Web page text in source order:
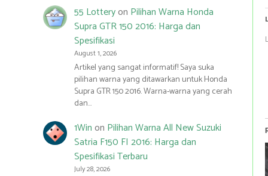
55 Lotteryon Pilihan Warna Honda
Supra GTR 150 2016: Harga dan
Spesifikasi
August 1, 2026
Artikel yang sangat informatif! Saya suka
pilihan warna yang ditawarkan untuk Honda
Supra GTR 150 2016. Warna-warna yang cerah
dan…
1Winon Pilihan Warna All New Suzuki
Satria F150 FI 2016: Harga dan
Spesifikasi Terbaru
July 28, 2026